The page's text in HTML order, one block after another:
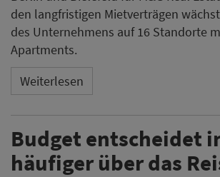
den langfristigen Mietverträgen
des Unternehmens auf 16 Standorte
Apartments.
Weiterlesen
Budget entscheidet
häufiger über das